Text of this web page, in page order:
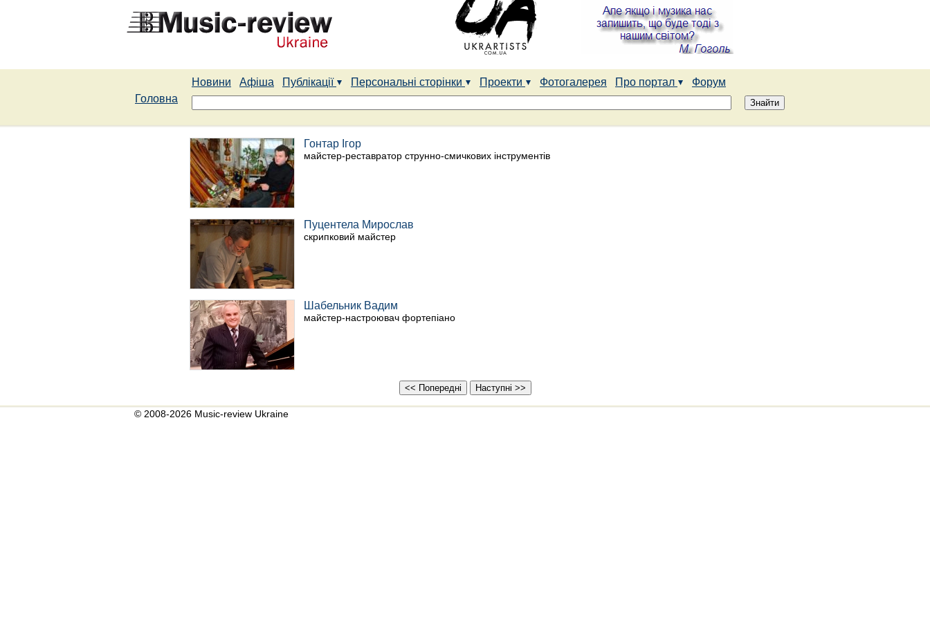
Новини Афіша Публікації Персональні сторінки Проекти Фотогалерея Про портал
Форум
Головна
Гонтар Ігор
майстер-реставратор струнно-смичкових інструментів
Пуцентела Мирослав
скрипковий майстер
Шабельник Вадим
майстер-настроювач фортепіано
© 2008-2026 Music-review Ukraine